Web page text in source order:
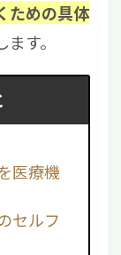
ための具体
す。
医療機
セルフ